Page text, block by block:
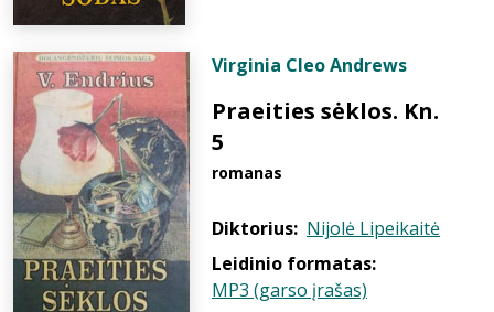
Virginia Cleo Andrews
Praeities sėklos. Kn.
5
romanas
Diktorius: Nijolė Lipeikaitė
Leidinio formatas:
MP3 (garso įrašas)